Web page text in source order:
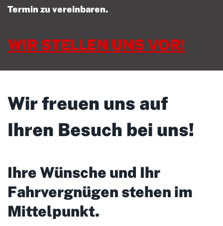
Termin zu vereinbaren.
WIR STELLEN UNS VOR!
Wir freuen uns auf
Ihren Besuch bei uns!
Ihre Wünsche und Ihr
Fahrvergnügen stehen im
Mittelpunkt.